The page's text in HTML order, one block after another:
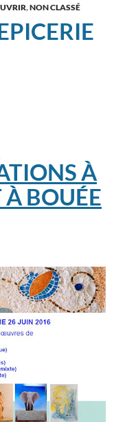
,NON CLASSÉ
À
À BOUÉE